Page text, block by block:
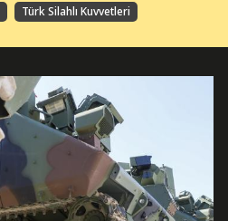
Türk Silahlı Kuvvetleri